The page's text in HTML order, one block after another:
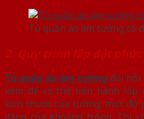
Tủ quần áo âm tường cố
2. Quy trình lắp đặt
Tủ quần áo âm tường đòi hỏi
kèm để có thể tiến hành lắp
kích thước của tưởng, mức độ